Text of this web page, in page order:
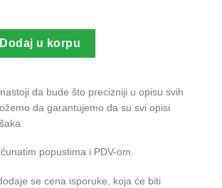
Dodaj u korpu
da bude što precizniji u opisu svih
da garantujemo da su svi opisi
popustima i PDV-om.
se cena isporuke, koja će biti